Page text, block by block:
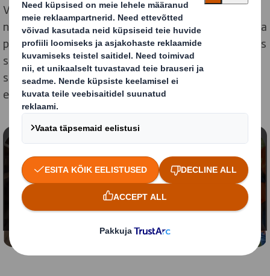
Võite olla kindlad, et kuigi meie äritegevus läheb edasi
nagu tavaliselt, töötame me selle nimel, et integreerida
paljud protsessid teile kasulikuks, tõhusaks ja sujuvaks
süsteemiks ning me hoiame teiega kindlasti avatud
suhtlust, tagamaks, et meie teenindus jääb ka
edaspidi teie standarditele vastavaks.
Blokeeritud sisu
Selle video vaatamiseks peate andma nõusoleku
funktsionaalsete küpsiste kasutamiseks
Muuda minu seadeid